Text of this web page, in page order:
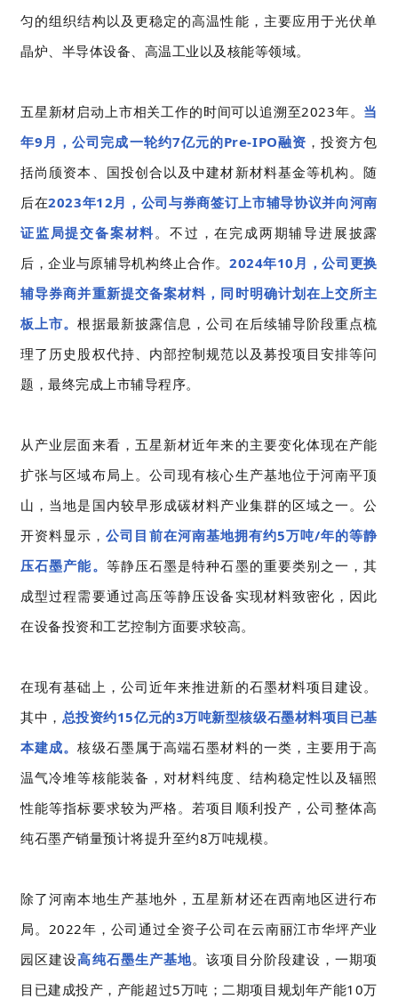
匀的组织结构以及更稳定的高温性能，主要应用于光伏单
晶炉、半导体设备、高温工业以及核能等领域。
五星新材启动上市相关工作的时间可以追溯至2023年。 当
年9月，公司完成一轮约7亿元的Pre-IPO融资 ，投资方包
括尚颀资本、国投创合以及中建材新材料基金等机构。随
后在2023年12月，公司与券商签订上市辅导协议并向河南
证监局提交备案材料。不过，在完成两期辅导进展披露
后，企业与原辅导机构终止合作。2024年10月，公司更换
辅导券商并重新提交备案材料，同时明确计划在上交所主
板上市。根据最新披露信息，公司在后续辅导阶段重点梳
理了历史股权代持、内部控制规范以及募投项目安排等问
题，最终完成上市辅导程序。
从产业层面来看，五星新材近年来的主要变化体现在产能
扩张与区域布局上。公司现有核心生产基地位于河南平顶
山，当地是国内较早形成碳材料产业集群的区域之一。公
开资料显示，公司目前在河南基地拥有约5万吨/年的等静
压石墨产能。 等静压石墨是特种石墨的重要类别之一，其
成型过程需要通过高压等静压设备实现材料致密化，因此
在设备投资和工艺控制方面要求较高。
在现有基础上，公司近年来推进新的石墨材料项目建设。
其中， 总投资约15亿元的3万吨新型核级石墨材料项目已基
本建成。核级石墨属于高端石墨材料的一类，主要用于高
温气冷堆等核能装备，对材料纯度、结构稳定性以及辐照
性能等指标要求较为严格。若项目顺利投产，公司整体高
纯石墨产销量预计将提升至约8万吨规模。
除了河南本地生产基地外，五星新材还在西南地区进行布
局。2022年，公司通过全资子公司在云南丽江市华坪产业
园区建设高纯石墨生产基地。该项目分阶段建设，一期项
目已建成投产，产能超过5万吨；二期项目规划年产能10万